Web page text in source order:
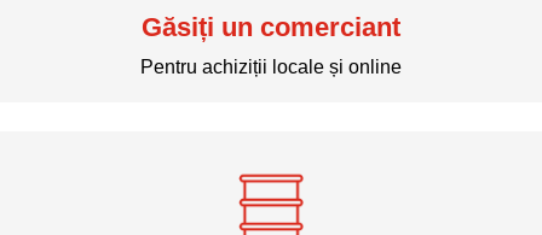
Găsiți un comerciant
Pentru achiziții locale și online